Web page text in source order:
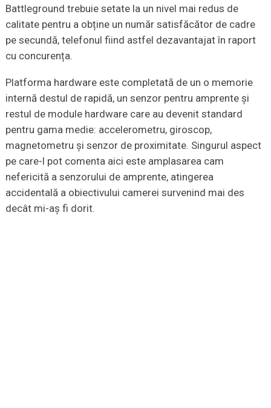
Battleground trebuie setate la un nivel mai redus de
calitate pentru a obține un număr satisfăcător de cadre
pe secundă, telefonul fiind astfel dezavantajat în raport
cu concurența.
Platforma hardware este completată de un o memorie
internă destul de rapidă, un senzor pentru amprente și
restul de module hardware care au devenit standard
pentru gama medie: accelerometru, giroscop,
magnetometru și senzor de proximitate. Singurul aspect
pe care-l pot comenta aici este amplasarea cam
nefericită a senzorului de amprente, atingerea
accidentală a obiectivului camerei survenind mai des
decât mi-aș fi dorit.